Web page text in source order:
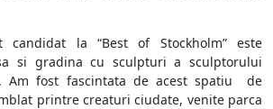
candidat la “Best of Stockholm” este
si gradina cu sculpturi a sculptorului
Am fost fascintata de acest spatiu de
printre creaturi ciudate, venite parca